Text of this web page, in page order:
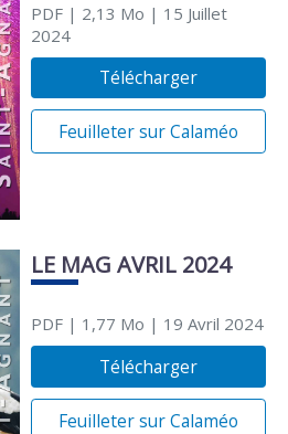
PDF| 2,13 Mo | 15 Juillet
2024
Télécharger
Feuilleter sur Calaméo
LE MAG AVRIL 2024
PDF| 1,77 Mo | 19 Avril 2024
Télécharger
Feuilleter sur Calaméo